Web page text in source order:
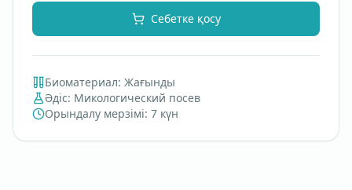
Себетке қосу
Биоматериал: Жағынды
Әдіс: Микологический посев
Орындалу мерзімі: 7 күн